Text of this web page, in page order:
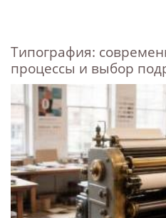
Типография:
процессы и выбор